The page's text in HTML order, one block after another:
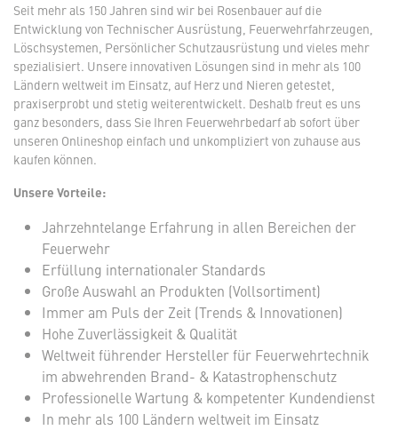
Seit mehr als 150 Jahren sind wir bei Rosenbauer auf die
Entwicklung von Technischer Ausrüstung, Feuerwehrfahrzeugen,
Löschsystemen, Persönlicher Schutzausrüstung und vieles mehr
spezialisiert. Unsere innovativen Lösungen sind in mehr als 100
Ländern weltweit im Einsatz, auf Herz und Nieren getestet,
praxiserprobt und stetig weiterentwickelt. Deshalb freut es uns
ganz besonders, dass Sie Ihren Feuerwehrbedarf ab sofort über
unseren Onlineshop einfach und unkompliziert von zuhause aus
kaufen können.
Unsere Vorteile:
Jahrzehntelange Erfahrung in allen Bereichen der
Feuerwehr
Erfüllung internationaler Standards
Große Auswahl an Produkten (Vollsortiment)
Immer am Puls der Zeit (Trends & Innovationen)
Hohe Zuverlässigkeit & Qualität
Weltweit führender Hersteller für Feuerwehrtechnik
im abwehrenden Brand- & Katastrophenschutz
Professionelle Wartung & kompetenter Kundendienst
In mehr als 100 Ländern weltweit im Einsatz